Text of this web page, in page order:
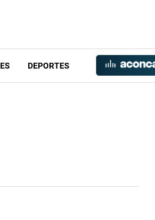
DEPORTES